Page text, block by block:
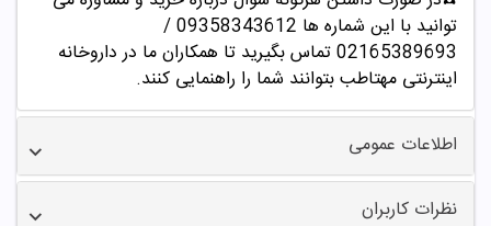
توانید با این شماره ها 09358343612 /
02165389693تماس بگیرید تا همکاران ما در داروخانه
اینترنتی مهتاطب بتوانند شما را راهنمایی کنند.
اطلاعات عمومی
نظرات کاربران